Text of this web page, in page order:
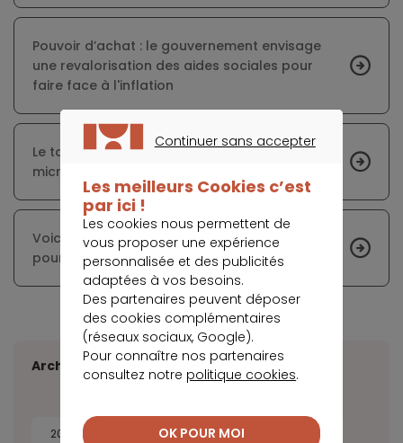
Pouvoir d’achat : le gouvernement envisage
une revalorisation des aides sociales pour
faire face à l'inflation
Le taux d’intérêt moyen appliqué par les
microcrédits frôle les 21 %
Voici les destinations préférées des Français
pour les vacances d’été
Archives
2026 2025 2024 2023
Continuer sans accepter
Les meilleurs Cookies c’est
par ici !
Les cookies nous permettent de
vous proposer une expérience
personnalisée et des publicités
adaptées à vos besoins.
Des partenaires peuvent déposer
des cookies complémentaires
(réseaux sociaux, Google).
Pour connaître nos partenaires
consultez notre politique cookies.
OK POUR MOI